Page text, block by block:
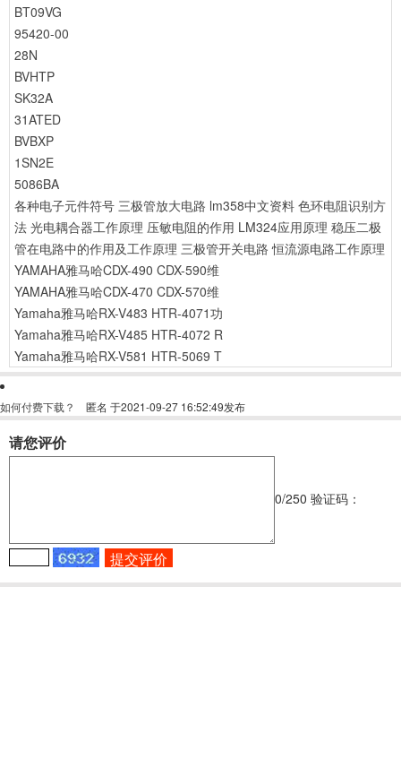
BT09VG
95420-00
28N
BVHTP
SK32A
31ATED
BVBXP
1SN2E
5086BA
各种电子元件符号 三极管放大电路 lm358中文资料 色环电阻识别方
法 光电耦合器工作原理 压敏电阻的作用 LM324应用原理 稳压二极
管在电路中的作用及工作原理 三极管开关电路 恒流源电路工作原理
YAMAHA雅马哈CDX-490 CDX-590维
YAMAHA雅马哈CDX-470 CDX-570维
Yamaha雅马哈RX-V483 HTR-4071功
Yamaha雅马哈RX-V485 HTR-4072 R
Yamaha雅马哈RX-V581 HTR-5069 T
如何付费下载？ 匿名 于2021-09-27 16:52:49发布
请您评价
0/250 验证码：